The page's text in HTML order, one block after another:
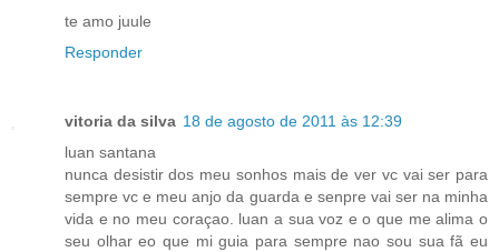
te amo juule
Responder
vitoria da silva 18 de agosto de 2011 às 12:39
luan santana
nunca desistir dos meu sonhos mais de ver vc vai ser para
sempre vc e meu anjo da guarda e senpre vai ser na minha
vida e no meu coraçao. luan a sua voz e o que me alima o
seu olhar eo que mi guia para sempre nao sou sua fã eu